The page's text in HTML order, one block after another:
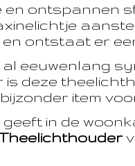
en ontspannen
ontstaat er
eeuwenlang
deze
item
in de